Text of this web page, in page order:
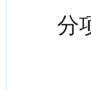
分